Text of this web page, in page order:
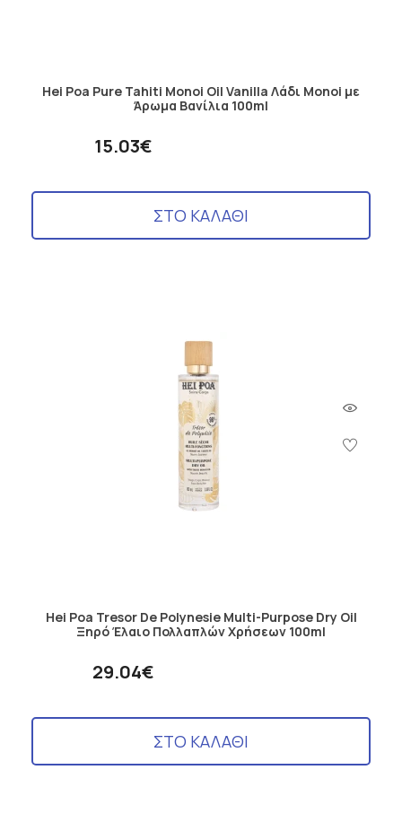
Hei Poa Pure Tahiti Monoi Oil Vanilla Λάδι Monoi με
Άρωμα Βανίλια 100ml
15.03€
ΣΤΟ ΚΑΛΑΘΙ
Hei Poa Tresor De Polynesie Multi-Purpose Dry Oil
Ξηρό Έλαιο Πολλαπλών Χρήσεων 100ml
29.04€
ΣΤΟ ΚΑΛΑΘΙ